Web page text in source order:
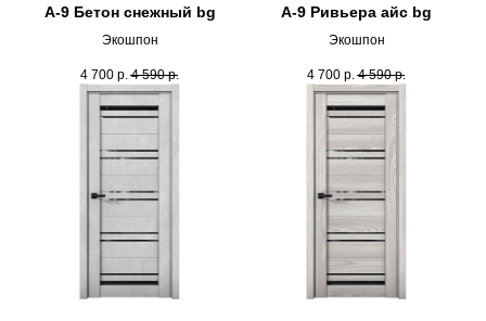
А-9 Бетон снежный bg
Экошпон
4 700 р. 4 590 р.
А-9 Ривьера айс bg
Экошпон
4 700 р. 4 590 р.